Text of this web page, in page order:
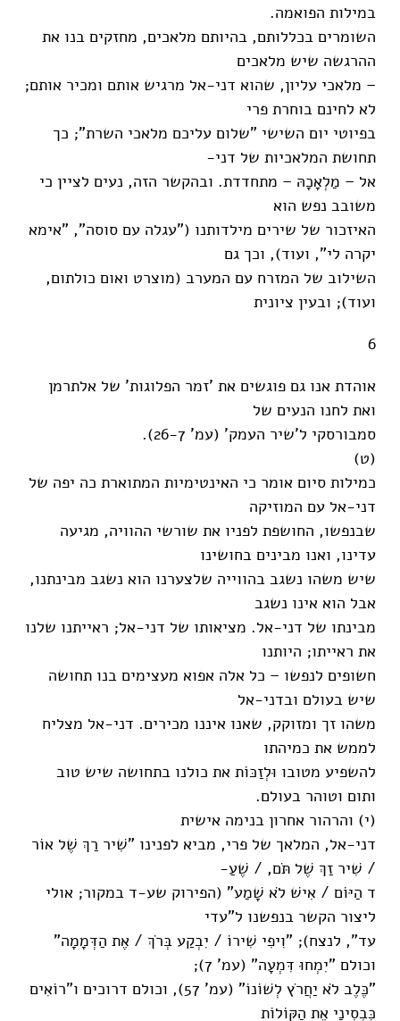
במילות הפואמה.
השומרים בכללותם, בהיותם מלאכים, מחזקים בנו את
ההרגשה שיש מלאכים
– מלאכי עליון, שהוא דני-אל מרגיש אותם ומכיר אותם;
לא לחינם בוחרת פרי
בפיוטי יום השישי "שלום עליכם מלאכי השרת"; כך
תחושת המלאכיות של דני-
אל – מַלְאָכָהּ – מתחדדת. ובהקשר הזה, נעים לציין כי
משובב נפש הוא
האיזכור של שירים מילדותנו ("עגלה עם סוסה", "אימא
יקרה לי", ועוד), וכך גם
השילוב של המזרח עם המערב (מוצרט ואום כולתום,
ועוד); ובעין ציונית
6
אוהדת אנו גם פוגשים את 'זמר הפלוגות' של אלתרמן
ואת לחנו הנעים של
סמבורסקי ל'שיר העמק' (עמ' 26-7).
(ט)
כמילות סיום אומר כי האינטימיות המתוארת כה יפה של
דני-אל עם המוזיקה
שבנפשו, החושפת לפניו את שורשי ההוויה, מגיעה
עדינו, ואנו מבינים בחושינו
שיש משהו נשגב בהווייה שלצערנו הוא נשגב מבינתנו,
אבל הוא אינו נשגב
מבינתו של דני-אל. מציאותו של דני-אל; ראייתנו שלנו
את ראייתו; היותנו
חשופים לנפשו – כל אלה אפוא מעצימים בנו תחושה
שיש בעולם ובדני-אל
משהו זך ומזוקק, שאנו איננו מכירים. דני-אל מצליח
לממש את כמיהתו
להשפיע מטובו וּלְזַכּוֹת את כולנו בתחושה שיש טוב
ותום וטוהר בעולם.
(י) והרהור אחרון בנימה אישית
דני-אל, המלאך של פרי, מביא לפנינו "שִׁיר רַךְ שֶׁל אוֹר
/ שִׁיר זַךְ שֶׁל תֹּם, / שֶׁעַ-
ד הַיּוֹם / אִישׁ לֹא שָׁמַע" (הפירוק שע-ד במקור; אולי
ליצור הקשר בנפשנו ל"עדי
עד", לנצח); "וִיפִי שִׁירוֹ / יִבְקַע בְּרֹךְ / אֶת הַדְּמָמָה"
וכולם "יִמְחוּ דִּמְעָה" (עמ' 7);
"כֶּלֶב לֹא יַחֲרֹץ לְשׁוֹנוֹ" (עמ' 57), וכולם דרוכים ו"רוֹאִים
כִּבְסִינַי אֶת הַקּוֹלוֹת